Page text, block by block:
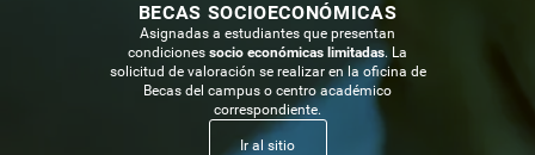
BECAS SOCIOECONÓMICAS
Asignadas a estudiantes que presentan
condiciones socio económicas limitadas. La
solicitud de valoración se realizar en la oficina de
Becas del campus o centro académico
correspondiente.
Acción
relacionada
con
Becas
socioeconómicas
Ir al sitio